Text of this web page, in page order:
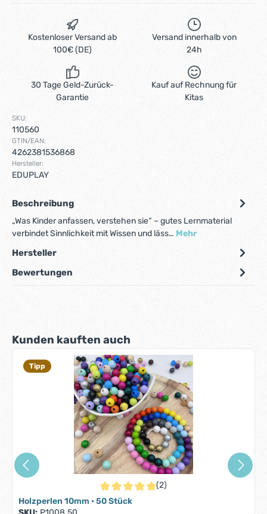
Kostenloser Versand ab
100€ (DE)
Versand innerhalb von
24h
30 Tage Geld-Zurück-
Garantie
Kauf auf Rechnung für
Kitas
SKU:
110560
GTIN/EAN:
4262381536868
Hersteller:
EDUPLAY
Beschreibung
„Was Kinder anfassen, verstehen sie“ – gutes Lernmaterial
verbindet Sinnlichkeit mit Wissen und läss… Mehr
Hersteller
Bewertungen
Produktgalerie überspringen
Kunden kauften auch
Tipp
Durchschnittliche Bewertung von 5 von 5
(2)
Holzperlen 10mm • 50 Stück